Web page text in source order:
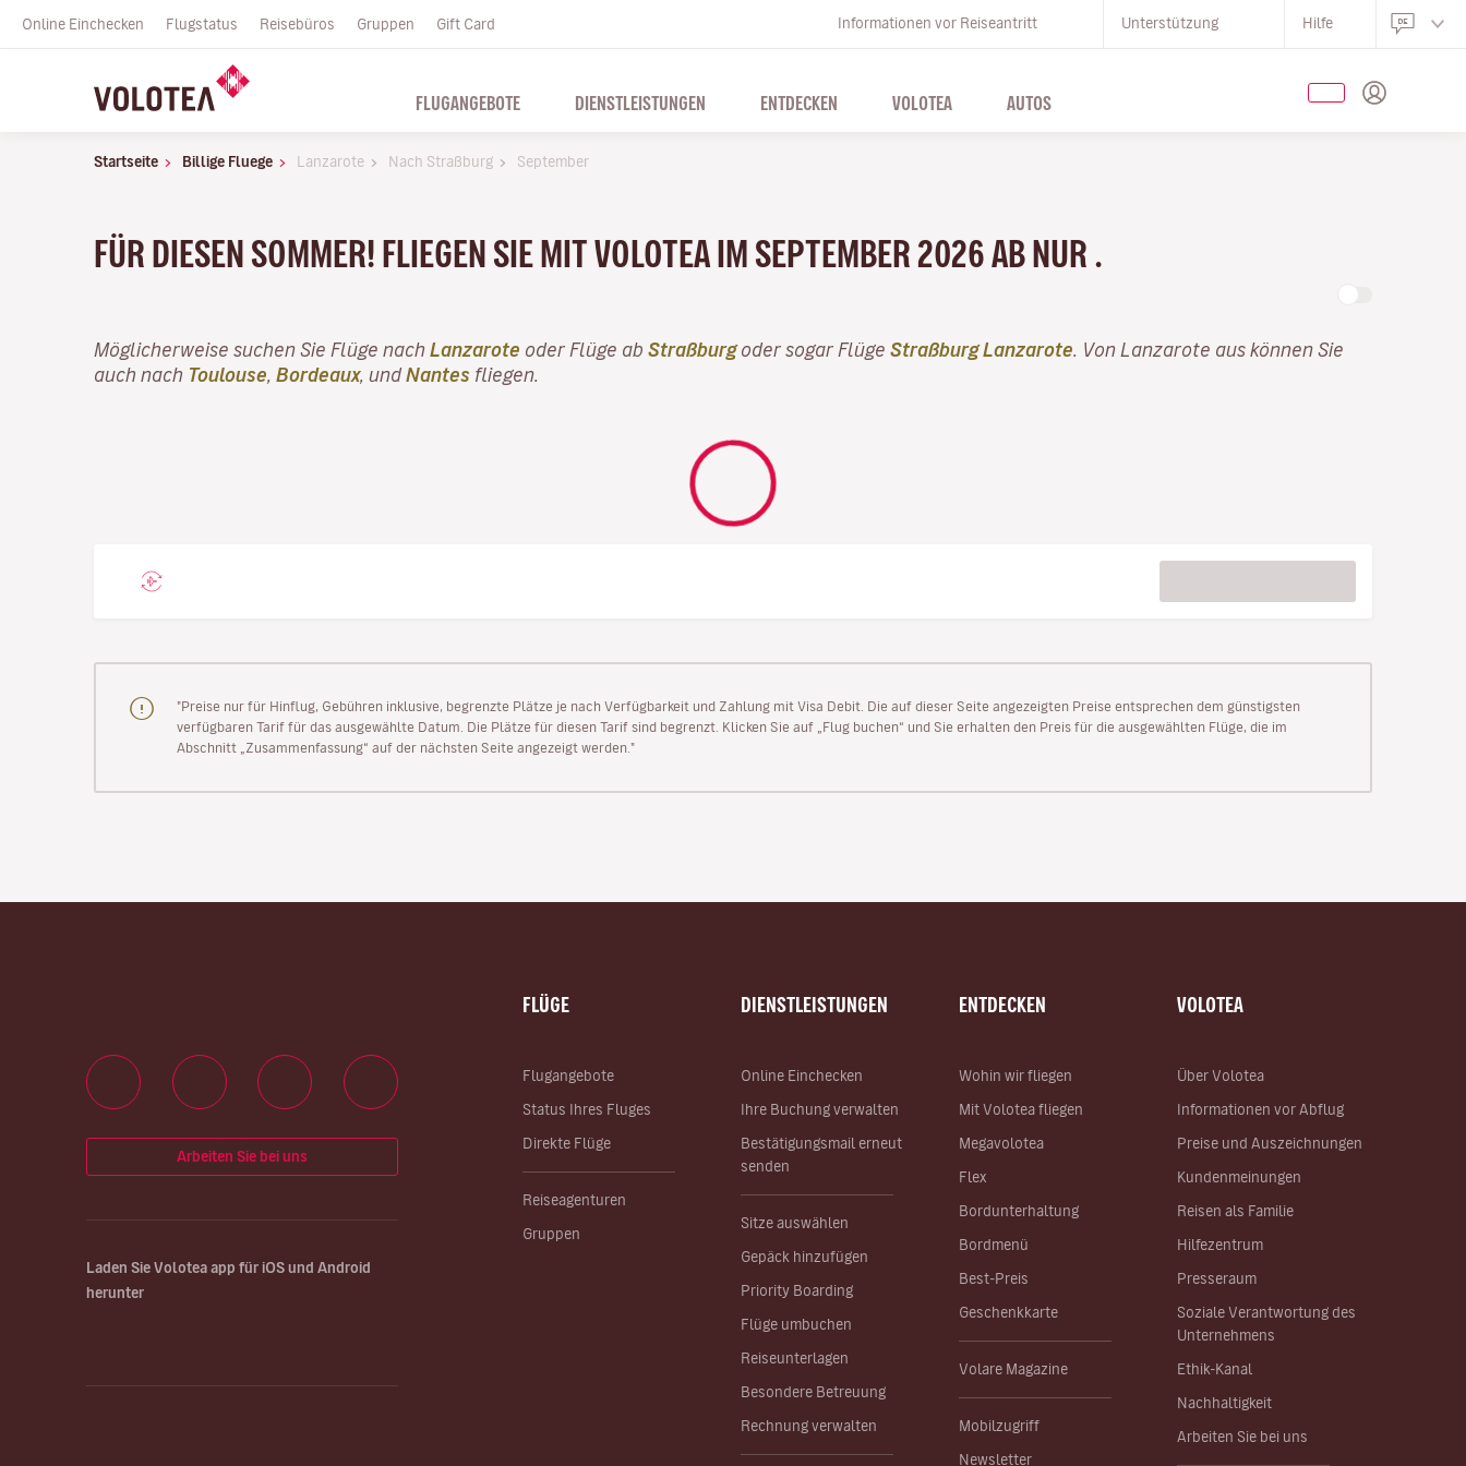
Online Einchecken Flugstatus Reisebüros Gruppen Gift Card Informationen vor Reiseantritt Unterstützung Hilfe
FLUGANGEBOTE DIENSTLEISTUNGEN ENTDECKEN VOLOTEA AUTOS
Startseite Billige Fluege Lanzarote Nach Straßburg September
FÜR DIESEN SOMMER! FLIEGEN SIE MIT VOLOTEA IM SEPTEMBER 2026 AB NUR .
Möglicherweise suchen Sie Flüge nach Lanzarote oder Flüge ab Straßburgoder sogar Flüge Straßburg Lanzarote . Von Lanzarote aus können Sie
auch nach Toulouse Bordeaux, undNantes fliegen.
"Preise nur für Hinflug, Gebühren inklusive, begrenzte Plätze je nach Verfügbarkeit und Zahlung mit Visa Debit. Die auf dieser Seite angezeigten Preise entsprechen dem günstigsten
verfügbaren Tarif für das ausgewählte Datum. Die Plätze für diesen Tarif sind begrenzt. Klicken Sie auf „Flug buchen“ und Sie erhalten den Preis für die ausgewählten Flüge, die im
Abschnitt „Zusammenfassung“ auf der nächsten Seite angezeigt werden."
FLÜGE
Flugangebote
Status Ihres Fluges
Direkte Flüge
Reiseagenturen
Gruppen
DIENSTLEISTUNGEN
Online Einchecken
Ihre Buchung verwalten
Bestätigungsmail erneut
senden
Sitze auswählen
Gepäck hinzufügen
Priority Boarding
Flüge umbuchen
Reiseunterlagen
Besondere Betreuung
Rechnung verwalten
ENTDECKEN
Wohin wir fliegen
Mit Volotea fliegen
Megavolotea
Flex
Bordunterhaltung
Bordmenü
Best-Preis
Geschenkkarte
Volare Magazine
Mobilzugriff
Newsletter
VOLOTEA
Über Volotea
Informationen vor Abflug
Preise und Auszeichnungen
Kundenmeinungen
Reisen als Familie
Hilfezentrum
Presseraum
Soziale Verantwortung des
Unternehmens
Ethik-Kanal
Nachhaltigkeit
Arbeiten Sie bei uns
Arbeiten Sie bei uns
Laden Sie Volotea app für iOS und Android
herunter